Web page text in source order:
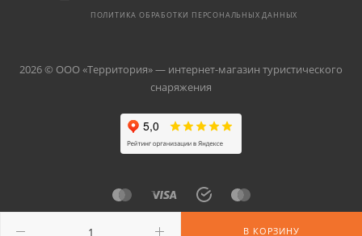
В КОРЗИНУ
ПОЛИТИКА ОБРАБОТКИ ПЕРСОНАЛЬНЫХ ДАННЫХ
2026 © ООО «Территория» — интернет-магазин туристического
снаряжения